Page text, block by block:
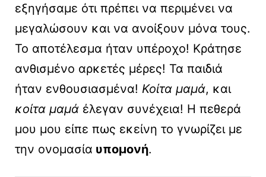
εξηγήσαμε ότι πρέπει να περιμένει να
μεγαλώσουν και να ανοίξουν μόνα τους.
Το αποτέλεσμα ήταν υπέροχο! Κράτησε
ανθισμένο αρκετές μέρες! Τα παιδιά
ήταν ενθουσιασμένα! Κοίτα μαμά, και
κοίτα μαμά έλεγαν συνέχεια! Η πεθερά
μου μου είπε πως εκείνη το γνωρίζει με
την ονομασία υπομονή.